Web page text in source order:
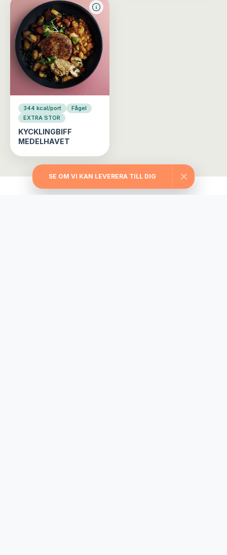
344 kcal/port
Fågel
EXTRA STOR
KYCKLINGBIFF
MEDELHAVET
SE OM VI KAN LEVERERA TILL DIG